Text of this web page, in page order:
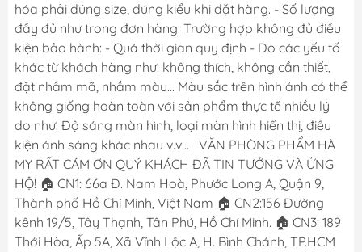
hóa phải đúng size, đúng kiểu khi đặt hàng. - Số lượng
đầy đủ như trong đơn hàng. Trường hợp không đủ điều
kiện bảo hành: - Quá thời gian quy định - Do các yếu tố
khác từ khách hàng như: không thích, không cần thiết,
đặt nhầm mã, nhầm màu... Màu sắc trên hình ảnh có thể
không giống hoàn toàn với sản phẩm thực tế nhiều lý
do như. Độ sáng màn hình, loại màn hình hiển thị, điều
kiện ánh sáng khác nhau v.v... VĂN PHÒNG PHẨM HÀ
MY RẤT CÁM ƠN QUÝ KHÁCH ĐÃ TIN TƯỞNG VÀ ỬNG
HỘ! 🏠 CN1: 66a Đ. Nam Hoà, Phước Long A, Quận 9,
Thành phố Hồ Chí Minh, Việt Nam 🏠 CN2:156 Đường
kênh 19/5, Tây Thạnh, Tân Phú, Hồ Chí Minh. 🏠 CN3: 189
Thới Hòa, Ấp 5A, Xã Vĩnh Lộc A, H. Bình Chánh, TP.HCM